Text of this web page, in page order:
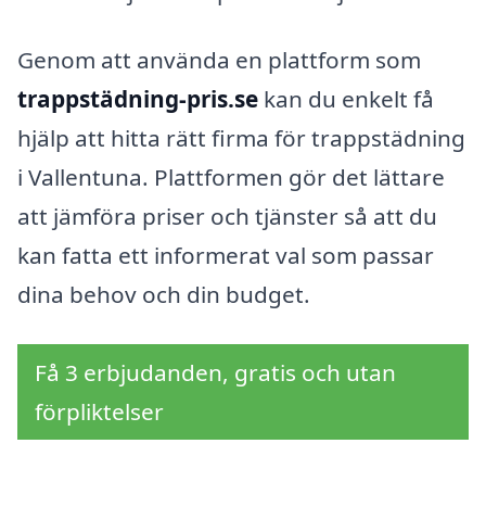
Genom att använda en plattform som
trappstädning-pris.se kan du enkelt få
hjälp att hitta rätt firma för trappstädning
i Vallentuna. Plattformen gör det lättare
att jämföra priser och tjänster så att du
kan fatta ett informerat val som passar
dina behov och din budget.
Få 3 erbjudanden, gratis och utan
förpliktelser